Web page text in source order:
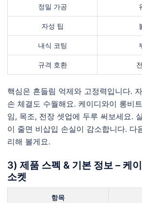
정밀 가공
자성 팁
내식 코팅
규격 호환
핵심은 흔들림 억제와 고정력입니다.
손 체결도 수월해요. 케이디와이 롱비
임, 목조, 전장 셋업에 두루 써보세요.
이 줄면 비삽입 손실이 감소합니다. 다
리해 볼게요.
3) 제품 스펙 & 기본 정보 – 케
소켓
항목